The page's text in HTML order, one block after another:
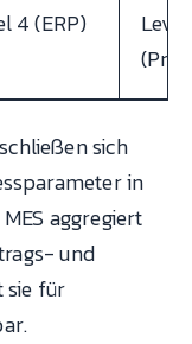
4 (ERP)
sich
in
aggregiert
und
sie für